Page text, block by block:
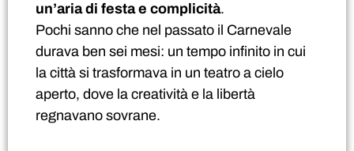
un’aria di festa e complicità.
Pochi sanno che nel passato il Carnevale
durava ben sei mesi: un tempo infinito in cui
la città si trasformava in un teatro a cielo
aperto, dove la creatività e la libertà
regnavano sovrane.